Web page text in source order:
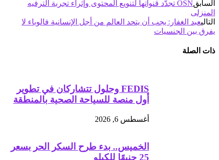
السابق
OSN تجدّد قنواتها لتنويع المحتوى وإثراء تجربة الترفيه
المنزلى
التاليعبد الغفار: يجب أن يتحد العالم من أجل الإنسانية فالوباء لا
يفرق بين الجنسيات
ذات الصلة
FEDIS وحلول تتشاركان في تطوير
أول منصة للسياحة الصحية بالمنطقة
أغسطس 6, 2026
الخميس.. بدء طرح السكر الحر بسعر
25 جنيهًا للكيلو